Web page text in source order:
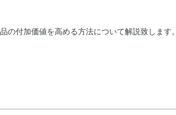
の付加価値を高める方法について解説致します。